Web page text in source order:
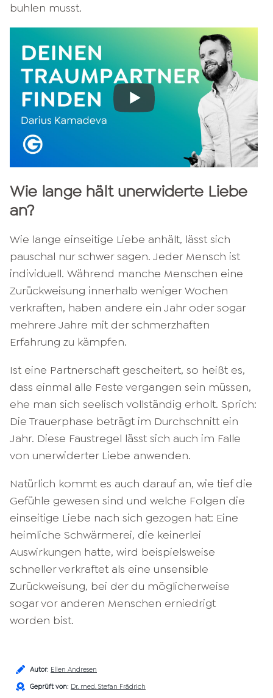
buhlen musst.
Wie lange hält unerwiderte Liebe
an?
Wie lange einseitige Liebe anhält, lässt sich
pauschal nur schwer sagen. Jeder Mensch ist
individuell. Während manche Menschen eine
Zurückweisung innerhalb weniger Wochen
verkraften, haben andere ein Jahr oder sogar
mehrere Jahre mit der schmerzhaften
Erfahrung zu kämpfen.
Ist eine Partnerschaft gescheitert, so heißt es,
dass einmal alle Feste vergangen sein müssen,
ehe man sich seelisch vollständig erholt. Sprich:
Die Trauerphase beträgt im Durchschnitt ein
Jahr. Diese Faustregel lässt sich auch im Falle
von unerwiderter Liebe anwenden.
Natürlich kommt es auch darauf an, wie tief die
Gefühle gewesen sind und welche Folgen die
einseitige Liebe nach sich gezogen hat: Eine
heimliche Schwärmerei, die keinerlei
Auswirkungen hatte, wird beispielsweise
schneller verkraftet als eine unsensible
Zurückweisung, bei der du möglicherweise
sogar vor anderen Menschen erniedrigt
worden bist.
Autor: Ellen Andresen
Geprüft von: Dr. med. Stefan Frädrich